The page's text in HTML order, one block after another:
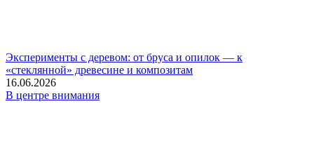
Эксперименты с деревом: от бруса и опилок — к
«стеклянной» древесине и композитам
16.06.2026
В центре внимания